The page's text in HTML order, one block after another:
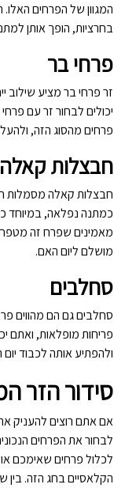
המגוון של הפרחים
בחרציות, הופך אותן
פרחי בר
זר פרחי בר מציע שילוב
יכולים לבחור זר עם
פרחים מהסוג הזה,
חבצלות קאלה
חבצלות קאלה מסמלות
כמתנה נפלאה, במיוחד
מאמינים שפרח זה מטפח
מושלם ליום האם.
סחלבים
סחלבים גם הם מהווים
פריחות מופלאות, ואתם
ולהפתיע אותה לכבוד
סידור הזר
אם אתם רוצים להעניק
לבחור את הפרחים
לכלול פרחים שאימכם
הקלאסיים בחג הזה.